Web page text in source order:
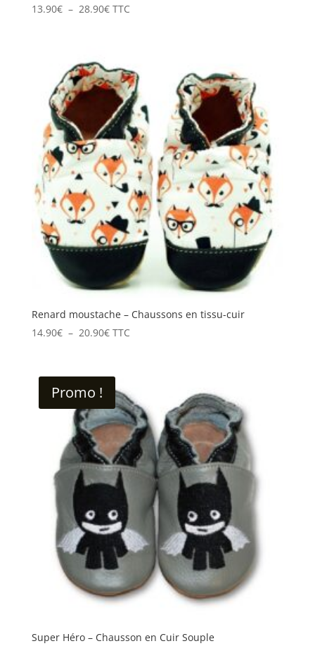
13.90€ – 28.90€Plage
à
28.90€
TTC
Renard moustache – Chaussons en tissu-cuir
14.90€ – 20.90€Plage
14.90€
20.90€
TTC
Promo !
Super Héro – Chausson en Cuir Souple